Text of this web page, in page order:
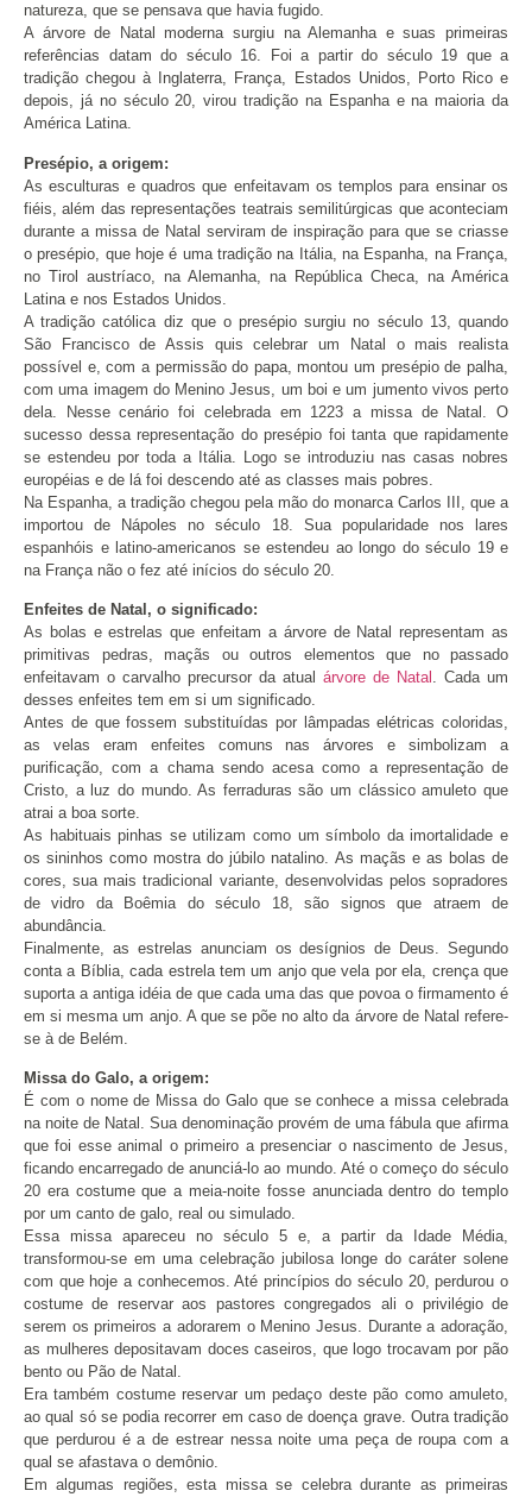
natureza, que se pensava que havia fugido.
A árvore de Natal moderna surgiu na Alemanha e suas primeiras
referências datam do século 16. Foi a partir do século 19 que a
tradição chegou à Inglaterra, França, Estados Unidos, Porto Rico e
depois, já no século 20, virou tradição na Espanha e na maioria da
América Latina.
Presépio, a origem:
As esculturas e quadros que enfeitavam os templos para ensinar os
fiéis, além das representações teatrais semilitúrgicas que aconteciam
durante a missa de Natal serviram de inspiração para que se criasse
o presépio, que hoje é uma tradição na Itália, na Espanha, na França,
no Tirol austríaco, na Alemanha, na República Checa, na América
Latina e nos Estados Unidos.
A tradição católica diz que o presépio surgiu no século 13, quando
São Francisco de Assis quis celebrar um Natal o mais realista
possível e, com a permissão do papa, montou um presépio de palha,
com uma imagem do Menino Jesus, um boi e um jumento vivos perto
dela. Nesse cenário foi celebrada em 1223 a missa de Natal. O
sucesso dessa representação do presépio foi tanta que rapidamente
se estendeu por toda a Itália. Logo se introduziu nas casas nobres
européias e de lá foi descendo até as classes mais pobres.
Na Espanha, a tradição chegou pela mão do monarca Carlos III, que a
importou de Nápoles no século 18. Sua popularidade nos lares
espanhóis e latino-americanos se estendeu ao longo do século 19 e
na França não o fez até inícios do século 20.
Enfeites de Natal, o significado:
As bolas e estrelas que enfeitam a árvore de Natal representam as
primitivas pedras, maçãs ou outros elementos que no passado
enfeitavam o carvalho precursor da atual árvore de Natal . Cada um
desses enfeites tem em si um significado.
Antes de que fossem substituídas por lâmpadas elétricas coloridas,
as velas eram enfeites comuns nas árvores e simbolizam a
purificação, com a chama sendo acesa como a representação de
Cristo, a luz do mundo. As ferraduras são um clássico amuleto que
atrai a boa sorte.
As habituais pinhas se utilizam como um símbolo da imortalidade e
os sininhos como mostra do júbilo natalino. As maçãs e as bolas de
cores, sua mais tradicional variante, desenvolvidas pelos sopradores
de vidro da Boêmia do século 18, são signos que atraem de
abundância.
Finalmente, as estrelas anunciam os desígnios de Deus. Segundo
conta a Bíblia, cada estrela tem um anjo que vela por ela, crença que
suporta a antiga idéia de que cada uma das que povoa o firmamento é
em si mesma um anjo. A que se põe no alto da árvore de Natal refere-
se à de Belém.
Missa do Galo, a origem:
É com o nome de Missa do Galo que se conhece a missa celebrada
na noite de Natal. Sua denominação provém de uma fábula que afirma
que foi esse animal o primeiro a presenciar o nascimento de Jesus,
ficando encarregado de anunciá-lo ao mundo. Até o começo do século
20 era costume que a meia-noite fosse anunciada dentro do templo
por um canto de galo, real ou simulado.
Essa missa apareceu no século 5 e, a partir da Idade Média,
transformou-se em uma celebração jubilosa longe do caráter solene
com que hoje a conhecemos. Até princípios do século 20, perdurou o
costume de reservar aos pastores congregados ali o privilégio de
serem os primeiros a adorarem o Menino Jesus. Durante a adoração,
as mulheres depositavam doces caseiros, que logo trocavam por pão
bento ou Pão de Natal.
Era também costume reservar um pedaço deste pão como amuleto,
ao qual só se podia recorrer em caso de doença grave. Outra tradição
que perdurou é a de estrear nessa noite uma peça de roupa com a
qual se afastava o demônio.
Em algumas regiões, esta missa se celebra durante as primeiras